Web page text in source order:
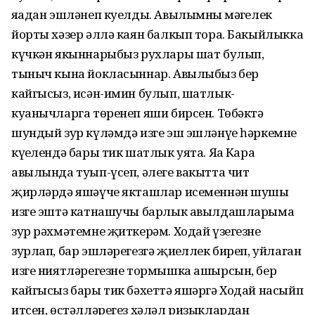
яңадан эшләнеп куелды. Авылымның мәңгелек
йорты хәзер әллә каян балкып тора. Бакыйлыкка
күчкән якыннарыбыз рухлары шат булып,
тыныч кына йокласыннар. Авылыбыз бер
кайгысыз, исән-имин булып, шатлык-
куанычларга төренеп яши бирсен. Төбәктә
шундый зур күләмдә изге эш эшләнүе һәркемнең
күңелендә бары тик шатлык уята. Яңа Кара
авылында туып-үсеп, әлеге вакытта чит
җирләрдә яшәүче якташлар исеменнән шушы
изге эштә катнашучы барлык авылдашларыма
зур рәхмәтемне җиткерәм. Ходай үзегезне
зурлап, бар эшләрегезгә җиңеллек биреп, уйлаган
изге ниятләрегезне тормышка ашырсын, бер
кайгысыз бары тик бәхеттә яшәргә Ходай насыйп
итсен, өстәлләрегез хәләл ризыклардан